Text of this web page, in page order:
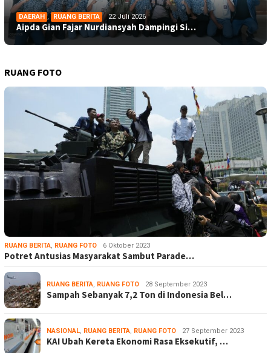
DAERAH , RUANG BERITA 22 Juli 2026
Aipda Gian Fajar Nurdiansyah Dampingi Si…
RUANG FOTO
RUANG BERITA, RUANG FOTO 6 Oktober 2023
Potret Antusias Masyarakat Sambut Parade…
RUANG BERITA, RUANG FOTO 28 September 2023
Sampah Sebanyak 7,2 Ton di Indonesia Bel…
NASIONAL, RUANG BERITA, RUANG FOTO 27 September 2023
KAI Ubah Kereta Ekonomi Rasa Eksekutif, …